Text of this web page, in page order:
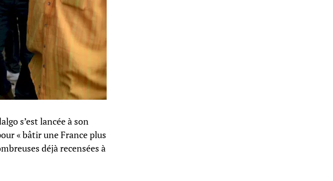
s’est lancée à son
« bâtir une France plus
déjà recensées à